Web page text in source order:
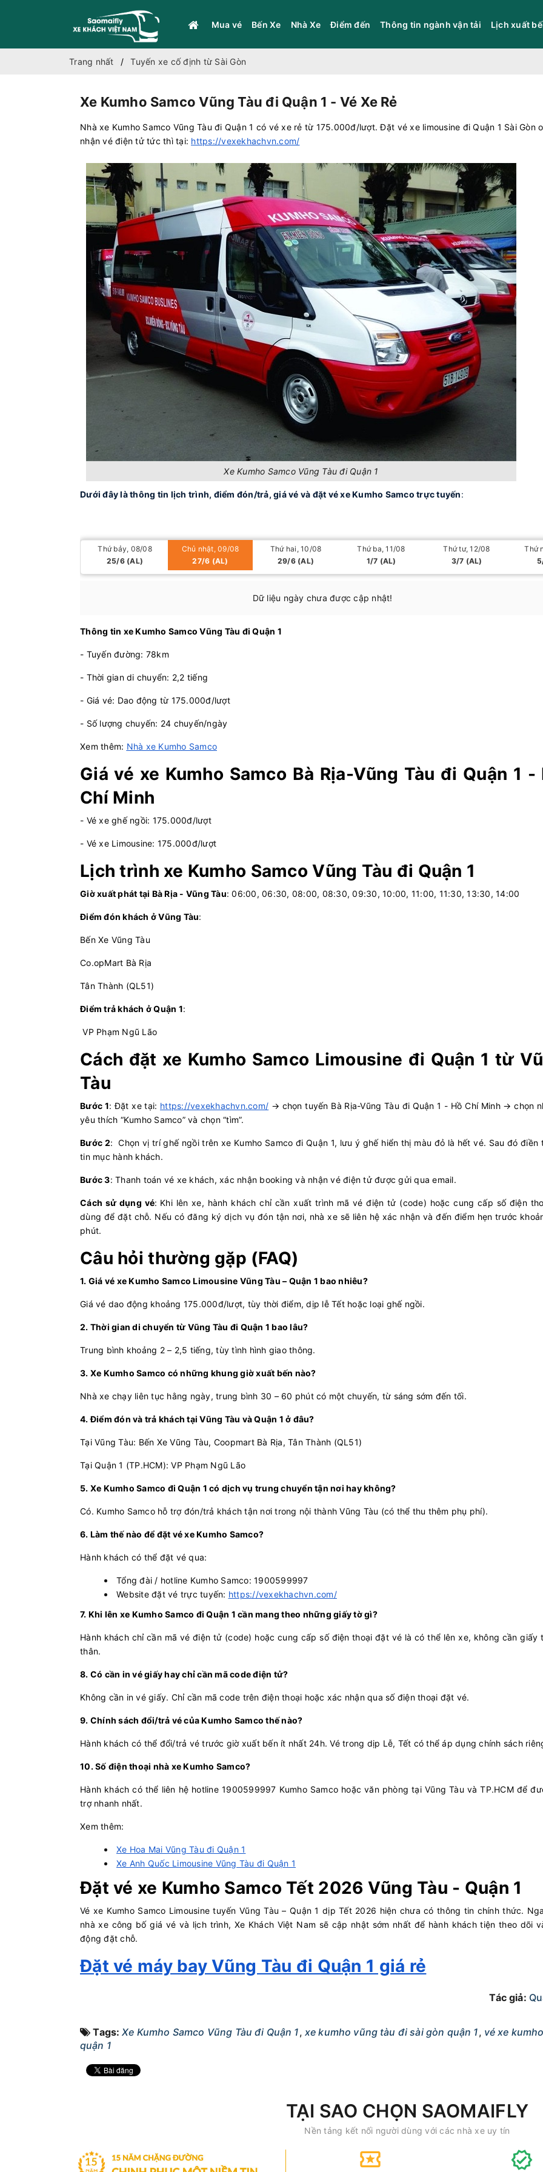
Mua vé Bến Xe Nhà Xe Điểm đến Thông tin ngành vận tải Lịch xuất
Trang nhất Tuyến xe cố định từ Sài Gòn
Xe Kumho Samco Vũng Tàu đi Quận 1 - Vé Xe Rẻ
Nhà xe Kumho Samco Vũng Tàu đi Quận 1 có vé xe rẻ từ 175.000đ/lượt. Đặt vé xe limousine đi Quận 1 Sài Gòn
nhận vé điện tử tức thì tại: https://vexekhachvn.com/
Xe Kumho Samco Vũng Tàu đi Quận 1
Dưới đây là thông tin lịch trình, điểm đón/trả, giá vé và đặt vé xe Kumho Samco trực tuyến:
Thứ bảy, 08/08
25/6 (AL)
Chủ nhật, 09/08
27/6 (AL)
Thứ hai, 10/08
29/6 (AL)
Thứ ba, 11/08
1/7 (AL)
Thứ tư, 12/08
3/7 (AL)
Thứ
Dữ liệu ngày chưa được cập nhật!
Thông tin xe Kumho Samco Vũng Tàu đi Quận 1
- Tuyến đường: 78km
- Thời gian di chuyển: 2,2 tiếng
- Giá vé: Dao động từ 175.000đ/lượt
- Số lượng chuyến: 24 chuyến/ngày
Xem thêm: Nhà xe Kumho Samco
Giá vé xe Kumho Samco Bà Rịa-Vũng Tàu đi Quận 1 -
Chí Minh
- Vé xe ghế ngồi: 175.000đ/lượt
- Vé xe Limousine: 175.000đ/lượt
Lịch trình xe Kumho Samco Vũng Tàu đi Quận 1
Giờ xuất phát tại Bà Rịa - Vũng Tàu: 06:00, 06:30, 08:00, 08:30, 09:30, 10:00, 11:00, 11:30, 13:30, 14:00
Điểm đón khách ở Vũng Tàu:
Bến Xe Vũng Tàu
Co.opMart Bà Rịa
Tân Thành (QL51)
Điểm trả khách ở Quận 1:
VP Phạm Ngũ Lão
Cách đặt xe Kumho Samco Limousine đi Quận 1 từ
Tàu
Bước 1: Đặt xe tại: https://vexekhachvn.com/ → chọn tuyến Bà Rịa-Vũng Tàu đi Quận 1 - Hồ Chí Minh → chọn
yêu thích “Kumho Samco” và chọn “tìm”.
Bước 2: Chọn vị trí ghế ngồi trên xe Kumho Samco đi Quận 1, lưu ý ghế hiển thị màu đỏ là hết vé. Sau đó điền
tin mục hành khách.
Bước 3: Thanh toán vé xe khách, xác nhận booking và nhận vé điện tử được gửi qua email.
Cách sử dụng vé: Khi lên xe, hành khách chỉ cần xuất trình mã vé điện tử (code) hoặc cung cấp số điện
dùng để đặt chỗ. Nếu có đăng ký dịch vụ đón tận nơi, nhà xe sẽ liên hệ xác nhận và đến điểm hẹn trước
phút.
Câu hỏi thường gặp (FAQ)
1. Giá vé xe Kumho Samco Limousine Vũng Tàu – Quận 1 bao nhiêu?
Giá vé dao động khoảng 175.000đ/lượt, tùy thời điểm, dịp lễ Tết hoặc loại ghế ngồi.
2. Thời gian di chuyển từ Vũng Tàu đi Quận 1 bao lâu?
Trung bình khoảng 2 – 2,5 tiếng, tùy tình hình giao thông.
3. Xe Kumho Samco có những khung giờ xuất bến nào?
Nhà xe chạy liên tục hằng ngày, trung bình 30 – 60 phút có một chuyến, từ sáng sớm đến tối.
4. Điểm đón và trả khách tại Vũng Tàu và Quận 1 ở đâu?
Tại Vũng Tàu: Bến Xe Vũng Tàu, Coopmart Bà Rịa, Tân Thành (QL51)
Tại Quận 1 (TP.HCM): VP Phạm Ngũ Lão
5. Xe Kumho Samco đi Quận 1 có dịch vụ trung chuyển tận nơi hay không?
Có. Kumho Samco hỗ trợ đón/trả khách tận nơi trong nội thành Vũng Tàu (có thể thu thêm phụ phí).
6. Làm thế nào để đặt vé xe Kumho Samco?
Hành khách có thể đặt vé qua:
Tổng đài / hotline Kumho Samco: 1900599997
Website đặt vé trực tuyến: https://vexekhachvn.com/
7. Khi lên xe Kumho Samco đi Quận 1 cần mang theo những giấy tờ gì?
Hành khách chỉ cần mã vé điện tử (code) hoặc cung cấp số điện thoại đặt vé là có thể lên xe, không cần giấy
thân.
8. Có cần in vé giấy hay chỉ cần mã code điện tử?
Không cần in vé giấy. Chỉ cần mã code trên điện thoại hoặc xác nhận qua số điện thoại đặt vé.
9. Chính sách đổi/trả vé của Kumho Samco thế nào?
Hành khách có thể đổi/trả vé trước giờ xuất bến ít nhất 24h. Vé trong dịp Lễ, Tết có thể áp dụng chính sách
10. Số điện thoại nhà xe Kumho Samco?
Hành khách có thể liên hệ hotline 1900599997 Kumho Samco hoặc văn phòng tại Vũng Tàu và TP.HCM để
trợ nhanh nhất.
Xem thêm:
Xe Hoa Mai Vũng Tàu đi Quận 1
Xe Anh Quốc Limousine Vũng Tàu đi Quận 1
Đặt vé xe Kumho Samco Tết 2026 Vũng Tàu - Quận 1
Vé xe Kumho Samco Limousine tuyến Vũng Tàu – Quận 1 dịp Tết 2026 hiện chưa có thông tin chính thức.
nhà xe công bố giá vé và lịch trình, Xe Khách Việt Nam sẽ cập nhật sớm nhất để hành khách tiện theo dõi
động đặt chỗ.
Đặt vé máy bay Vũng Tàu đi Quận 1 giá rẻ
Tác giả:
Tags:Xe Kumho Samco Vũng Tàu đi Quận 1, xe kumho vũng tàu đi sài gòn quận 1, vé xe
quận 1
TẠI SAO CHỌN SAOMAIFLY
Nền tảng kết nối người dùng với các nhà xe uy tín